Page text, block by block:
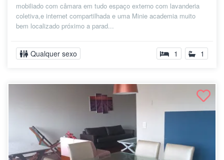
mobiliado com câmara em tudo espaço externo com lavanderia
coletiva,e internet compartilhada e uma Minie academia muito
bem localizado próximo a parad...
Qualquer sexo 1 1